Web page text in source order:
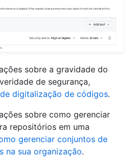
sobre a gravidade do
de segurança,
digitalização de códigos.
sobre como gerenciar
repositórios em uma
gerenciar conjuntos de
na sua organização.